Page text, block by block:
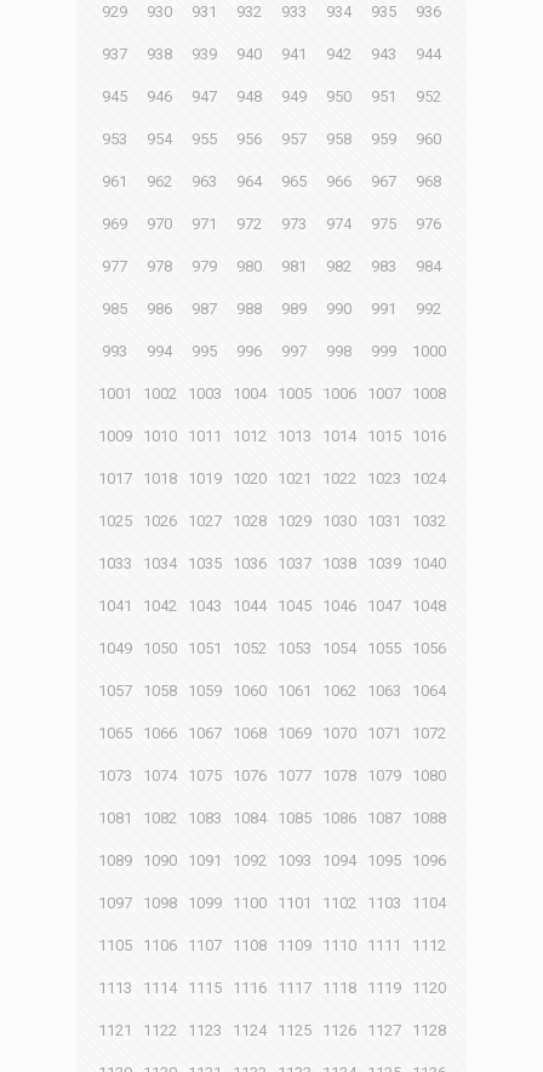
929 930 931 932 933 934 935 936
937 938 939 940 941 942 943 944
945 946 947 948 949 950 951 952
953 954 955 956 957 958 959 960
961 962 963 964 965 966 967 968
969 970 971 972 973 974 975 976
977 978 979 980 981 982 983 984
985 986 987 988 989 990 991 992
993 994 995 996 997 998 999 1000
1001 1002 1003 1004 1005 1006 1007 1008
1009 1010 1011 1012 1013 1014 1015 1016
1017 1018 1019 1020 1021 1022 1023 1024
1025 1026 1027 1028 1029 1030 1031 1032
1033 1034 1035 1036 1037 1038 1039 1040
1041 1042 1043 1044 1045 1046 1047 1048
1049 1050 1051 1052 1053 1054 1055 1056
1057 1058 1059 1060 1061 1062 1063 1064
1065 1066 1067 1068 1069 1070 1071 1072
1073 1074 1075 1076 1077 1078 1079 1080
1081 1082 1083 1084 1085 1086 1087 1088
1089 1090 1091 1092 1093 1094 1095 1096
1097 1098 1099 1100 1101 1102 1103 1104
1105 1106 1107 1108 1109 1110 1111 1112
1113 1114 1115 1116 1117 1118 1119 1120
1121 1122 1123 1124 1125 1126 1127 1128